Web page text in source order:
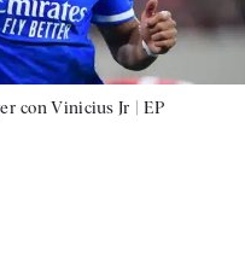
con Vinicius Jr | EP